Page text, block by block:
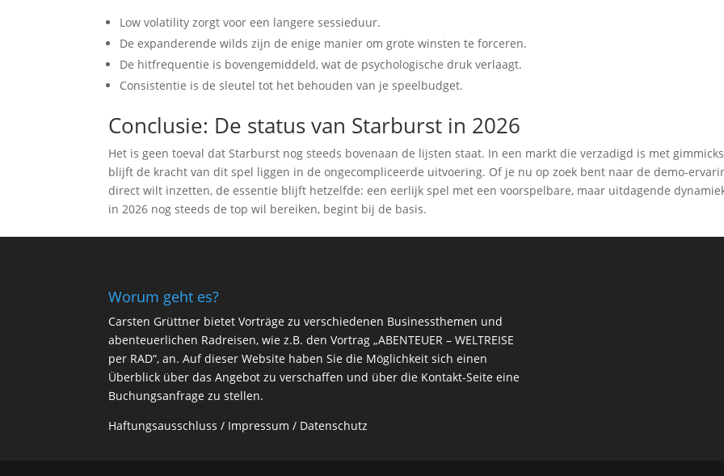
Low volatility zorgt voor een langere sessieduur.
De expanderende wilds zijn de enige manier om grote winsten te forceren.
De hitfrequentie is bovengemiddeld, wat de psychologische druk verlaagt.
Consistentie is de sleutel tot het behouden van je speelbudget.
Conclusie: De status van Starburst in 2026
Het is geen toeval dat Starburst nog steeds bovenaan de lijsten staat. In een markt die verzadigd is met
blijft de kracht van dit spel liggen in de ongecompliceerde uitvoering. Of je nu op zoek bent naar de demo-
direct wilt inzetten, de essentie blijft hetzelfde: een eerlijk spel met een voorspelbare, maar uitdagende
in 2026 nog steeds de top wil bereiken, begint bij de basis.
Worum geht es?
Carsten Grüttner bietet Vorträge zu verschiedenen Businessthemen und
abenteuerlichen Radreisen, wie z.B. den Vortrag„ABENTEUER – WELTREISE
per RAD“, an. Auf dieser Website haben Sie die Möglichkeit sich einen
Überblick über das Angebot zu verschaffen und über die Kontakt-Seite eine
Buchungsanfrage zu stellen.
Haftungsausschluss / Impressum/ Datenschutz